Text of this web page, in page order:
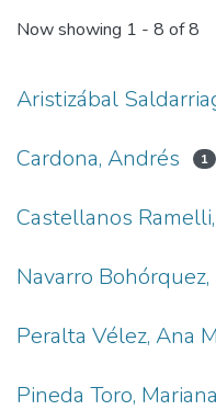
Now showing 1 - 8 of 8
Aristizábal
Cardona, Andrés 1
Castellanos
Navarro Bohórquez,
Peralta Vélez, Ana
Pineda Toro, Mariana